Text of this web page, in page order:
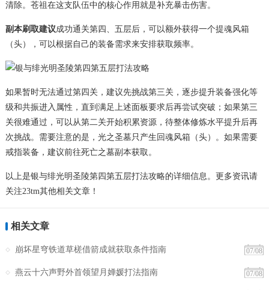
清除。苍祖在这支队伍中的核心作用就是补充暴击伤害。
副本刷取建议成功通关第四、五层后，可以额外获得一个提魂风箱
（头），可以根据自己的装备需求来安排获取频率。
如果暂时无法通过第四关，建议先挑战第三关，逐步提升装备强化等
级和共振进入属性，直到满足上述面板要求后再尝试突破；如果第三
关很难通过，可以从第二关开始积累资源，待整体修炼水平提升后再
次挑战。需要注意的是，光之圣墓只产生回魂风箱（头）。如果需要
戒指装备，建议前往死亡之墓副本获取。
以上是银与绯光明圣陵第四第五层打法攻略的详细信息。更多资讯请
关注23tm其他相关文章！
相关文章
07/08
崩坏星穹铁道草槎借箭成就获取条件指南
07/08
燕云十六声野外首领望月婵媛打法指南